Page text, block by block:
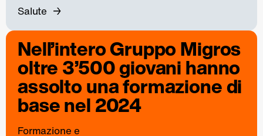
Salute
Nell’intero Gruppo Migros
oltre 3’500 giovani hanno
assolto una formazione di
base nel 2024
Formazione e